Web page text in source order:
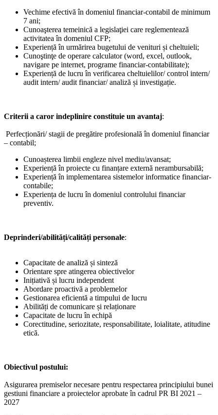
Vechime efectivă în domeniul financiar-contabil de minimum
7 ani;
Cunoaşterea temeinică a legislaţiei care reglementează
activitatea în domeniul CFP;
Experiență în urmărirea bugetului de venituri și cheltuieli;
Cunoştinţe de operare calculator (word, excel, outlook,
navigare pe internet, programe financiar-contabilitate);
Experiență de lucru în verificarea cheltuielilor/ control intern/
audit intern/ audit financiar/ analiză și investigație.
Criterii a caror indeplinire constituie un avantaj:
Perfecționări/ stagii de pregătire profesională în domeniul financiar
– contabil;
Cunoașterea limbii engleze nivel mediu/avansat;
Experiență în proiecte cu finanțare externă nerambursabilă;
Experiență în implementarea sistemelor informatice financiar-
contabile;
Experiența de lucru în domeniul controlului financiar
preventiv.
Deprinderi/abilități/calități personale:
Capacitate de analiză și sinteză
Orientare spre atingerea obiectivelor
Inițiativă și lucru independent
Abordare proactivă a problemelor
Gestionarea eficientă a timpului de lucru
Abilități de comunicare și relaționare
Capacitate de lucru în echipă
Corectitudine, seriozitate, responsabilitate, loialitate, atitudine
etică.
Obiectivul postului:
Asigurarea premiselor necesare pentru respectarea principiului bunei
gestiuni financiare a proiectelor aprobate în cadrul PR BI 2021 –
2027